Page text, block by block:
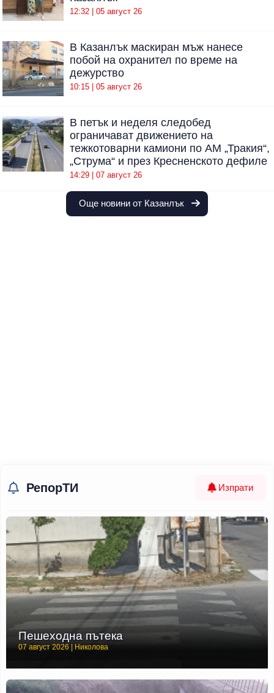
12:32 | 05 август 26
В Казанлък маскиран мъж нанесе
побой на охранител по време на
дежурство
10:15 | 05 август 26
В петък и неделя следобед
ограничават движението на
тежкотоварни камиони по АМ „Тракия“,
„Струма“ и през Кресненското дефиле
14:29 | 07 август 26
Още новини от Казанлък
РепорТИ Изпрати
Пешеходна пътека
07 август 2026 | Николова